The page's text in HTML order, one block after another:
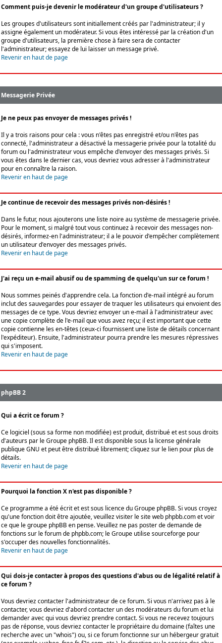
Comment puis-je devenir le modérateur d'un groupe d'utilisateurs ?
Les groupes d'utilisateurs sont initiallement créés par l'administrateur; il y
assigne également un modérateur. Si vous êtes intéressé par la création d'un
groupe d'utilisateurs, la première chose à faire sera de contacter
l'administrateur; essayez de lui laisser un message privé.
Revenir en haut de page
Messagerie Privée
Je ne peux pas envoyer de messages privés !
Il y a trois raisons pour cela : vous n'êtes pas enregistré et/ou n'êtes pas
connecté, l'administrateur a désactivé la messagerie privée pour la totalité du
forum ou l'administrateur vous empêche d'envoyer des messages privés. Si
vous êtes dans le dernier cas, vous devriez vous adresser à l'administrateur
pour en connaître la raison.
Revenir en haut de page
Je continue de recevoir des messages privés non-désirés !
Dans le futur, nous ajouterons une liste noire au système de messagerie privée.
Pour le moment, si malgré tout vous continuez à recevoir des messages non-
désirés, informez-en l'administrateur; il a le pouvoir d'empêcher complètement
un utilisateur d'envoyer des messages privés.
Revenir en haut de page
J'ai reçu un e-mail abusif ou de spamming de quelqu'un sur ce forum !
Nous sommes peinés d'apprendre cela. La fonction d'e-mail intégré au forum
inclut des sauvegardes pour essayer de traquer les utilisateurs qui envoient des
messages de ce type. Vous devriez envoyer un e-mail à l'administrateur avec
une copie complète de l'e-mail que vous avez reçu; il est important que cette
copie contienne les en-têtes (ceux-ci fournissent une liste de détails concernant
l'expéditeur). Ensuite, l'administrateur pourra prendre les mesures répressives
qui s'imposent.
Revenir en haut de page
phpBB 2
Qui a écrit ce forum ?
Ce logiciel (sous sa forme non modifiée) est produit, distribué et est sous droits
d'auteurs par leGroupe phpBB. Il est disponible sous la license générale
publique GNU et peut être distribué librement; cliquez sur le lien pour plus de
détails.
Revenir en haut de page
Pourquoi la fonction X n'est pas disponible ?
Ce programme a été écrit et est sous licence du Groupe phpBB. Si vous croyez
qu'une fonction doit être ajoutée, veuillez visiter le site web phpbb.com et voir
ce que le groupe phpBB en pense. Veuillez ne pas poster de demande de
fonctions sur le forum de phpbb.com; le Groupe utilise sourceforge pour
s'occuper des nouvelles fonctionnalités.
Revenir en haut de page
Qui dois-je contacter à propos des questions d'abus ou de légalité relatif à
ce forum ?
Vous devriez contacter l'administrateur de ce forum. Si vous n'arrivez pas à le
contacter, vous devriez d'abord contacter un des modérateurs du forum et lui
demander avec qui vous devriez prendre contact. Si vous ne recevez toujours
pas de réponse, vous devriez contacter le propriétaire du domaine (faîtes une
recherche avec un "whois") ou, si ce forum fonctionne sur un hébergeur gratuit